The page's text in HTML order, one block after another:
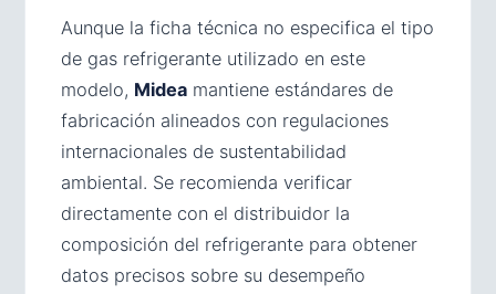
Aunque la ficha técnica no especifica el tipo
de gas refrigerante utilizado en este
modelo, Midea mantiene estándares de
fabricación alineados con regulaciones
internacionales de sustentabilidad
ambiental. Se recomienda verificar
directamente con el distribuidor la
composición del refrigerante para obtener
datos precisos sobre su desempeño